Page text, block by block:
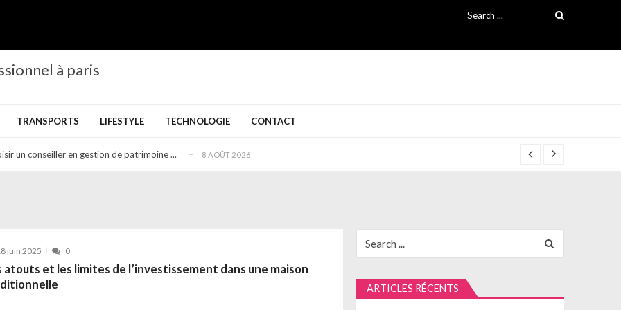
for:
à paris
TRANSPORTS LIFESTYLE TECHNOLOGIE CONTACT
un conseiller en gestion de patrimoine ... 8 AOÛT 2026
des meilleures marques en 2026
isoler
un conseiller en gestion de patrimoine ...
7 AOÛT 2026
des meilleures marques en 2026
juin 2025 0
atouts et les limites de l’investissement dans une maison
for:
ARTICLES RÉCENTS